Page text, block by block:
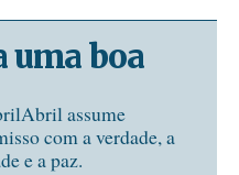
uma boa
assume
com a verdade, a
e a paz.